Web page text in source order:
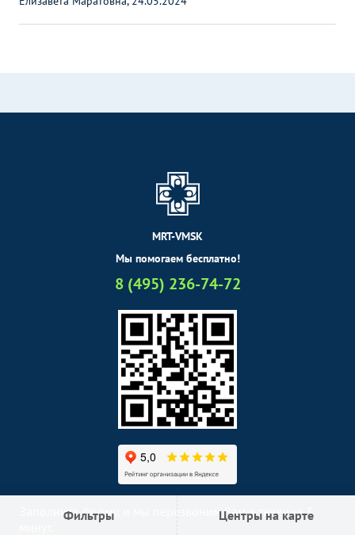
Фильтры Центры на карте
MRT-VMSK
Мы помогаем бесплатно!
8 (495) 236-74-72
Заполните форму, и мы перезвоним Вам в течение 3